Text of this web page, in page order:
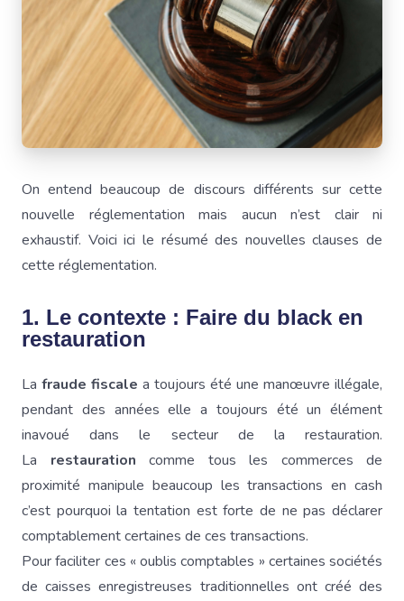
On entend beaucoup de discours différents sur cette
nouvelle réglementation mais aucun n’est clair ni
exhaustif. Voici ici le résumé des nouvelles clauses de
cette réglementation.
1. Le contexte : Faire du black en
restauration
La fraude fiscale a toujours été une manœuvre illégale,
pendant des années elle a toujours été un élément
inavoué dans le secteur de la restauration.
La restauration comme tous les commerces de
proximité manipule beaucoup les transactions en cash
c’est pourquoi la tentation est forte de ne pas déclarer
comptablement certaines de ces transactions.
Pour faciliter ces « oublis comptables » certaines sociétés
de caisses enregistreuses traditionnelles ont créé des